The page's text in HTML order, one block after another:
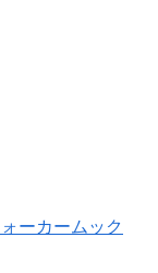
ーカームック